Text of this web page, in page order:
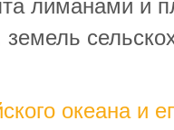
лиманами и
океана и